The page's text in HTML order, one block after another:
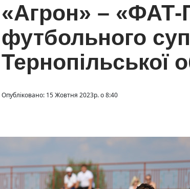
«Агрон» –
футбольного
Тернопільської
Опубліковано: 15 Жовтня 2023р. о 8:40